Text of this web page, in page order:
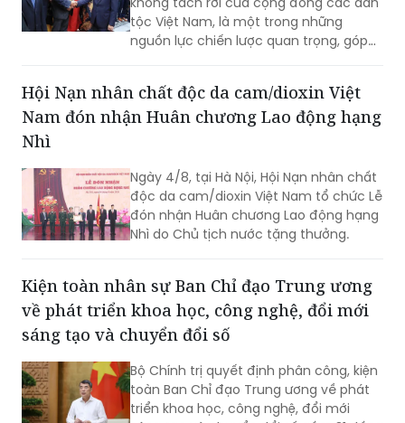
đồng doanh nghiệp nhằm góp phần
thực hiện mục tiêu tăng trưởng 2 con
số.
Bộ Chính trị nêu rõ quan điểm chỉ đạo:
Người Việt Nam ở nước ngoài là bộ phận
tộc Việt Nam, là một trong những
nguồn lực chiến lược quan trọng, góp
phần nâng cao sức mạnh tổng hợp
Hội Nạn nhân chất độc da cam/dioxin Việt
Nam đón nhận Huân chương Lao động hạng
Nhì
Ngày 4/8, tại Hà Nội, Hội Nạn nhân chất
đón nhận Huân chương Lao động hạng
Nhì do Chủ tịch nước tặng thưởng.
Kiện toàn nhân sự Ban Chỉ đạo Trung ương
về phát triển khoa học, công nghệ, đổi mới
sáng tạo và chuyển đổi số